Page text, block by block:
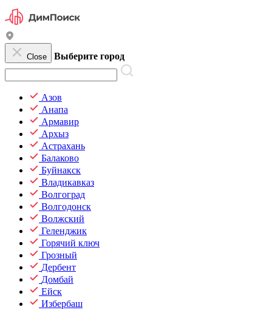
Close Выберите город
Азов
Анапа
Армавир
Архыз
Астрахань
Балаково
Буйнакск
Владикавказ
Волгоград
Волгодонск
Волжский
Геленджик
Горячий ключ
Грозный
Дербент
Домбай
Ейск
Избербаш